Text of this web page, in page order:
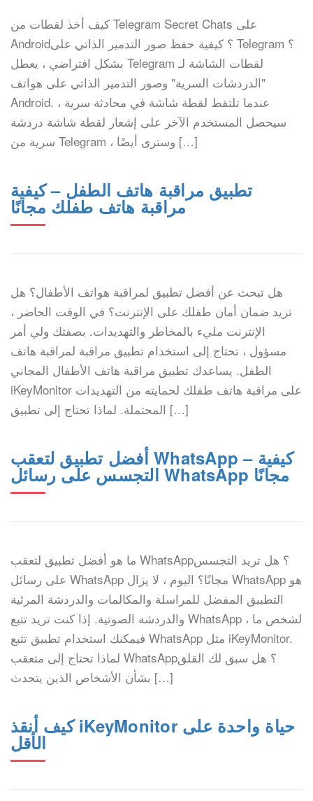
كيف أخذ لقطات من Telegram Secret Chats على
Android؟ كيفية حفظ صور التدمير الذاتي على Telegram ؟
بشكل افتراضي ، يعطل Telegram لقطات الشاشة لـ
"الدردشات السرية" وصور التدمير الذاتي على هواتف
Android. عندما تلتقط لقطة شاشة في محادثة سرية ،
سيحصل المستخدم الآخر على إشعار لقطة شاشة دردشة
سرية من Telegram ، وسترى أيضًا […]
تطبيق مراقبة هاتف الطفل – كيفية
مراقبة هاتف طفلك مجانًا
هل تبحث عن أفضل تطبيق لمراقبة هواتف الأطفال؟ هل
تريد ضمان أمان طفلك على الإنترنت؟ في الوقت الحاضر ،
الإنترنت مليء بالمخاطر والتهديدات. بصفتك ولي أمر
مسؤول ، تحتاج إلى استخدام تطبيق مراقبة لمراقبة هاتف
الطفل. يساعدك تطبيق مراقبة هاتف الأطفال المجاني
iKeyMonitor على مراقبة هاتف طفلك لحمايته من التهديدات
المحتملة. لماذا تحتاج إلى تطبيق […]
أفضل تطبيق لتعقب WhatsApp – كيفية
التجسس على رسائل WhatsApp مجانًا
ما هو أفضل تطبيق لتعقب WhatsApp؟ هل تريد التجسس
على رسائل WhatsApp مجانًا؟ اليوم ، لا يزال WhatsApp هو
التطبيق المفضل للمراسلة والمكالمات والدردشة المرئية
والدردشة الصوتية. إذا كنت تريد تتبع WhatsApp لشخص ما ،
فيمكنك استخدام تطبيق تتبع WhatsApp مثل iKeyMonitor.
لماذا تحتاج إلى متعقب WhatsApp؟ هل سبق لك القلق
بشأن الأشخاص الذين يتحدث […]
كيف أنقذ iKeyMonitor حياة واحدة على
الأقل